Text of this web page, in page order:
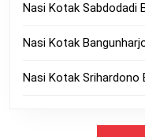
Nasi Kotak Sabdodadi
Nasi Kotak
Nasi Kotak Srihardono